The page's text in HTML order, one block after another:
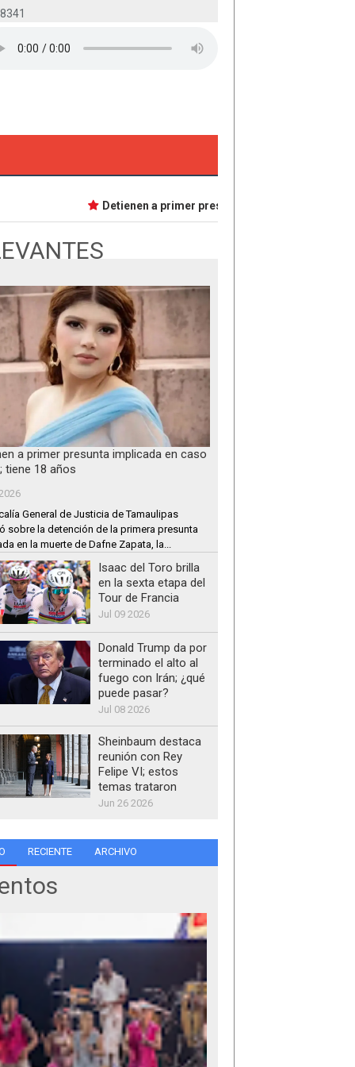
Detienen a primer presunta implicada en caso
a primer presunta implicada en caso
tiene 18 años
General de Justicia de Tamaulipas
sobre la detención de la primera presunta
en la muerte de Dafne Zapata, la...
Isaac del Toro brilla
en la sexta etapa del
Tour de Francia
Jul 09 2026
Donald Trump da por
terminado el alto al
fuego con Irán; ¿qué
puede pasar?
Jul 08 2026
Sheinbaum destaca
reunión con Rey
Felipe VI; estos
temas trataron
Jun 26 2026
RECIENTE ARCHIVO